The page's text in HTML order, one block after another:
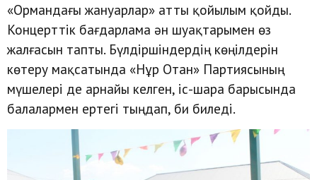
«Ормандағы жануарлар» атты қойылым қойды.
Концерттік бағдарлама ән шуақтарымен өз
жалғасын тапты. Бүлдіршіндердің көңілдерін
көтеру мақсатында «Нұр Отан» Партиясының
мүшелері де арнайы келген, іс-шара барысында
балалармен ертегі тыңдап, би биледі.